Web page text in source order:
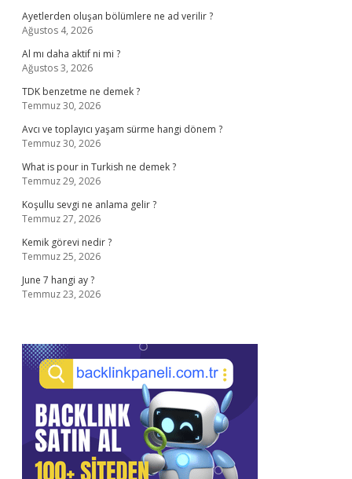
Ayetlerden oluşan bölümlere ne ad verilir ?
Ağustos 4, 2026
Al mı daha aktif ni mi ?
Ağustos 3, 2026
TDK benzetme ne demek ?
Temmuz 30, 2026
Avcı ve toplayıcı yaşam sürme hangi dönem ?
Temmuz 30, 2026
What is pour in Turkish ne demek ?
Temmuz 29, 2026
Koşullu sevgi ne anlama gelir ?
Temmuz 27, 2026
Kemik görevi nedir ?
Temmuz 25, 2026
June 7 hangi ay ?
Temmuz 23, 2026